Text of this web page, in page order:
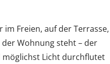
im Freien, auf der Terrasse,
Wohnung steht – der
Licht durchflutet